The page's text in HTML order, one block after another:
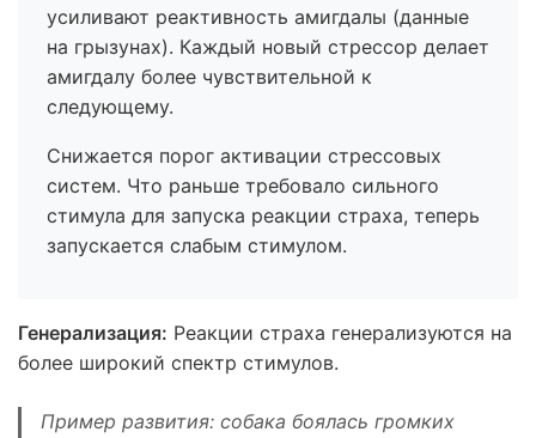
усиливают реактивность амигдалы (данные
на грызунах). Каждый новый стрессор делает
амигдалу более чувствительной к
следующему.
Снижается порог активации стрессовых
систем. Что раньше требовало сильного
стимула для запуска реакции страха, теперь
запускается слабым стимулом.
Генерализация: Реакции страха генерализуются на
более широкий спектр стимулов.
Пример развития: собака боялась громких